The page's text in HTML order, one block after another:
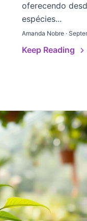
oferecendo
espécies...
Amanda Nobre ·
Keep Reading